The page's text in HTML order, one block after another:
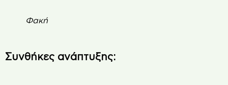
Φακή
Συνθήκες ανάπτυξης: